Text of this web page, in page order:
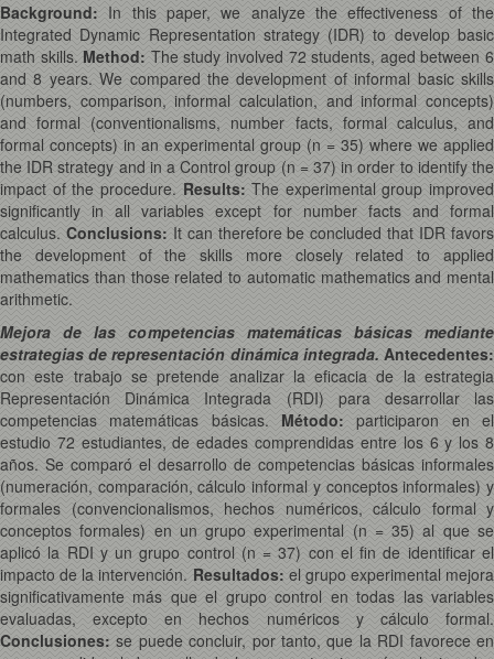
Background: In this paper, we analyze the effectiveness of the
Integrated Dynamic Representation strategy (IDR) to develop basic
math skills.Method: The study involved 72 students, aged between 6
and 8 years. We compared the development of informal basic skills
(numbers, comparison, informal calculation, and informal concepts)
and formal (conventionalisms, number facts, formal calculus, and
formal concepts) in an experimental group (n = 35) where we applied
the IDR strategy and in a Control group (n = 37) in order to identify the
impact of the procedure. Results: The experimental group improved
significantly in all variables except for number facts and formal
calculus. Conclusions: It can therefore be concluded that IDR favors
the development of the skills more closely related to applied
mathematics than those related to automatic mathematics and mental
arithmetic.
Mejora de las competencias matemáticas básicas mediante
estrategias de representación dinámica integrada. Antecedentes:
con este trabajo se pretende analizar la eficacia de la estrategia
Representación Dinámica Integrada (RDI) para desarrollar las
competencias matemáticas básicas. Método: participaron en el
estudio 72 estudiantes, de edades comprendidas entre los 6 y los 8
años. Se comparó el desarrollo de competencias básicas informales
(numeración, comparación, cálculo informal y conceptos informales) y
formales (convencionalismos, hechos numéricos, cálculo formal y
conceptos formales) en un grupo experimental (n = 35) al que se
aplicó la RDI y un grupo control (n = 37) con el fin de identificar el
impacto de la intervención. Resultados: el grupo experimental mejora
significativamente más que el grupo control en todas las variables
evaluadas, excepto en hechos numéricos y cálculo formal.
Conclusiones:se puede concluir, por tanto, que la RDI favorece en